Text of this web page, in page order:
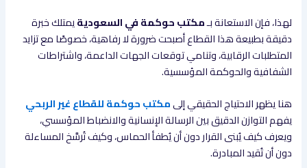
لهذا، فإن الاستعانة بـمكتب حوكمة في السعوديةيمتلك خبرة
دقيقة بطبيعة هذا القطاع أصبحت ضرورة لا رفاهية، خصوصًا مع تزايد
المتطلبات الرقابية، وتنامي توقعات الجهات الداعمة، واشتراطات
الشفافية والحوكمة المؤسسية.
هنا يظهر الاحتياج الحقيقي إلىمكتب حوكمة للقطاع غير الربحي
يفهم التوازن الدقيق بين الرسالة الإنسانية والانضباط المؤسسي،
ويعرف كيف يُبنى القرار دون أن يُطفأ الحماس، وكيف تُرسَّخ المساءلة
دون أن تُقيد المبادرة.